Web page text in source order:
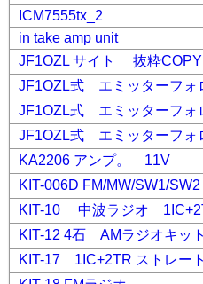
ICM7555tx_2
in take amp unit
JF1OZL サイト 抜粋COPY
JF1OZL式 エミッターフォ
JF1OZL式 エミッターフォ
JF1OZL式 エミッターフォ
KA2206 アンプ。 11V
KIT-006D FM/MW/SW1/
KIT-10 中波ラジオ
KIT-12 4石 AMラジオキット
KIT-17 1IC+2TR ストレー